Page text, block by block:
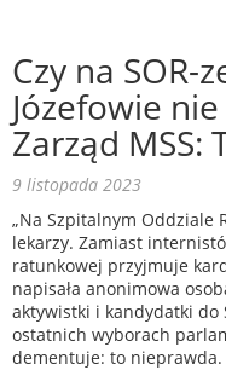
Czy na SOR-
Józefowie
Zarząd MSS:
9 listopada 2023
„Na Szpitalnym Oddziale
lekarzy. Zamiast
ratunkowej przyjmuje
napisała anonimowa
aktywistki i kandydatki do
ostatnich wyborach
dementuje: to nieprawda.